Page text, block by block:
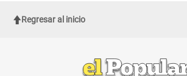
Regresar al inicio